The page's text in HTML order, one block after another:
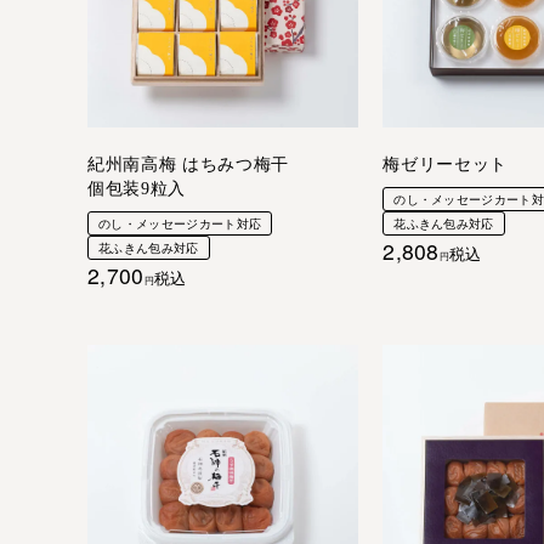
紀州南高梅 はちみつ梅干
個包装9粒入
のし・メッセージカート対応
花ふきん包み対応
2,700 税込
梅ゼリーセット
のし・メッセージカート
花ふきん包み対応
2,808 税込